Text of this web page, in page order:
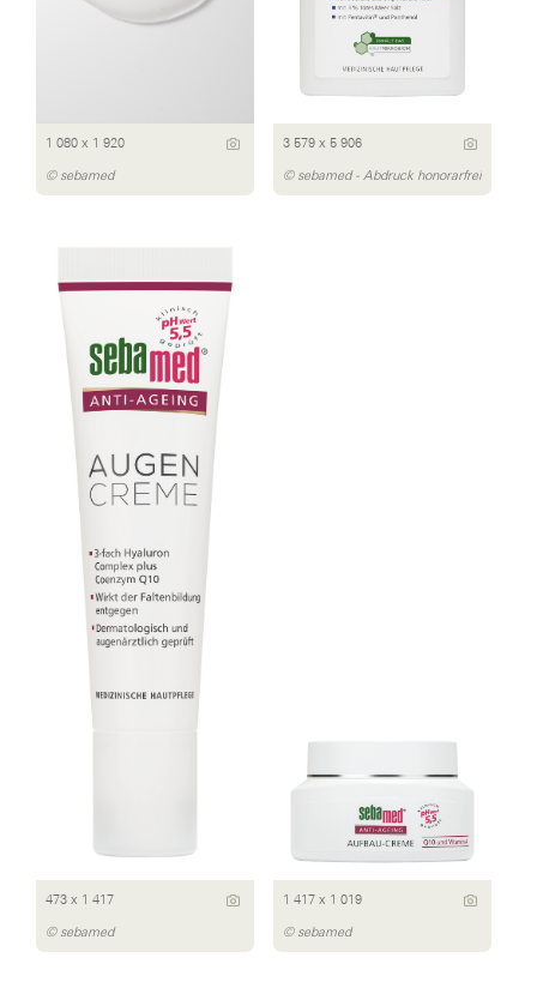
1 080 x 1 920
© sebamed
3 579 x 5 906
© sebamed - Abdruck honorarfrei
473 x 1 417
© sebamed
1 417 x 1 019
© sebamed